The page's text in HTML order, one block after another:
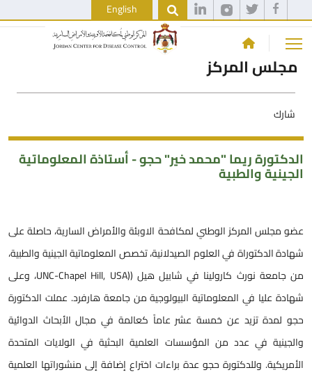
English
مجلس المركز
شارك
الدكتورة ريما "محمد خير" حجو - أستاذة المعلوماتية
الجينية والطبية
عضو مجلس المركز الوطني لمكافحة الاوبئة والأمراض السارية، حاصلة على
شهادة الدكتوراة في العلوم الصيدلانية، تخصص المعلوماتية الجينية والطبية،
من جامعة نورث كارولينا في شابيل هيل ((UNC-Chapel Hill, USA، وعلى
شهادة عليا في المعلوماتية البيولوجية من جامعة هارفرد. عملت الدكتورة
حجو لمدة تزيد عن خمسة عشر عاماً كعالمة في مجال الأبحاث الدوائية
والجينية في عدد من المؤسسات العلمية البحثية في الولايات المتحدة
الأمريكية. وللدكتورة حجو عدة براءات اختراع إضافة إلى منشوراتها العلمية